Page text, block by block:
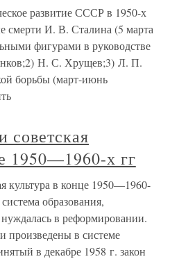
развитие СССР в 1950-х
смерти И. В. Сталина (5 марта
фигурами в руководстве
Н. С. Хрущев;3) Л. П.
борьбы (март-июнь
советская
1950—1960-х гг
культура в конце 1950—1960-
образования,
в реформировании.
произведены в системе
в декабре 1958 г. закон